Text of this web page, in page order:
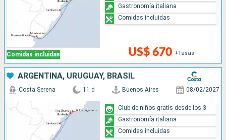
Comidas incluidas US$ 670 +Tasas
Gastronomía italiana
Comidas incluidas
ARGENTINA, URUGUAY, BRASIL
Costa Serena 11 d Buenos Aires 08/02/2027
Club de niños gratis desde los 3
Gastronomía italiana
Comidas incluidas